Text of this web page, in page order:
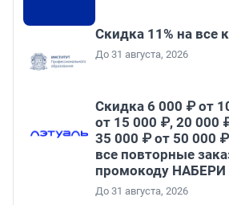
Скидка 11% на все
До 31 августа, 2026
Скидка 6 000 ₽ от
от 15 000 ₽, 20 000
35 000 ₽ от 50 000
все повторные
промокоду НАБЕРИ
До 31 августа, 2026